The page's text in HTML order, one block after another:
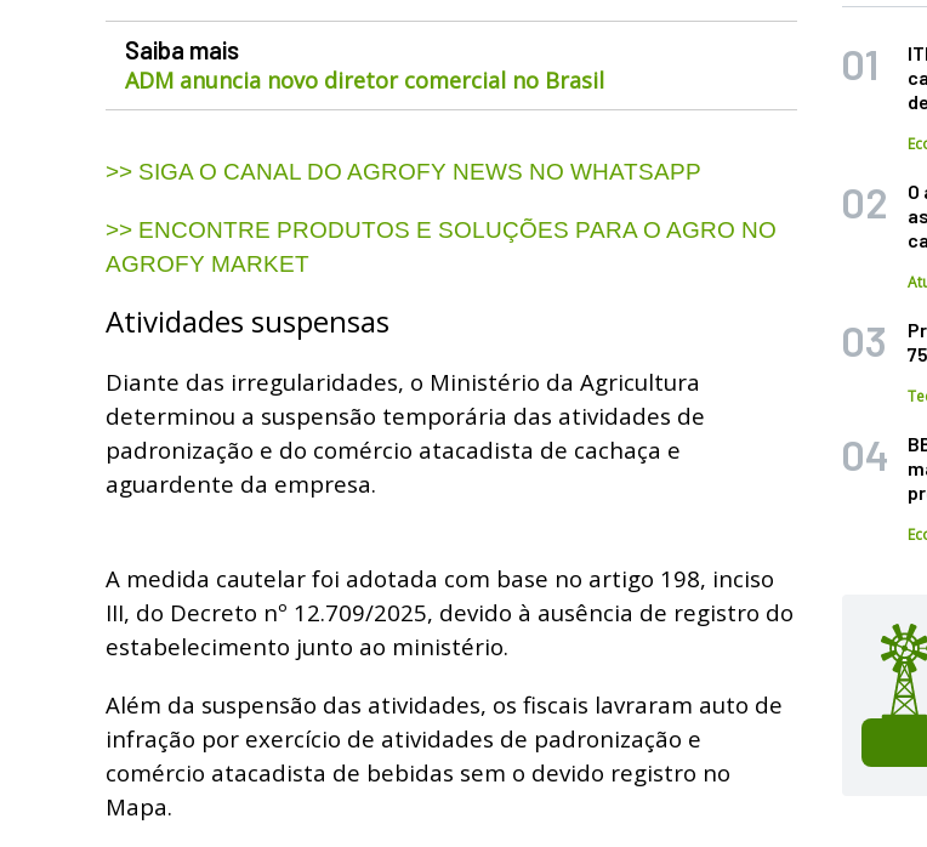
Saiba mais
ADM anuncia novo diretor comercial no Brasil
>> SIGA O CANAL DO AGROFY NEWS NO WHATSAPP
>> ENCONTRE PRODUTOS E SOLUÇÕES PARA O AGRO NO
AGROFY MARKET
Atividades suspensas
Diante das irregularidades, o Ministério da Agricultura
determinou a suspensão temporária das atividades de
padronização e do comércio atacadista de cachaça e
aguardente da empresa.
A medida cautelar foi adotada com base no artigo 198, inciso
III, do Decreto nº 12.709/2025, devido à ausência de registro do
estabelecimento junto ao ministério.
Além da suspensão das atividades, os fiscais lavraram auto de
infração por exercício de atividades de padronização e
comércio atacadista de bebidas sem o devido registro no
Mapa.